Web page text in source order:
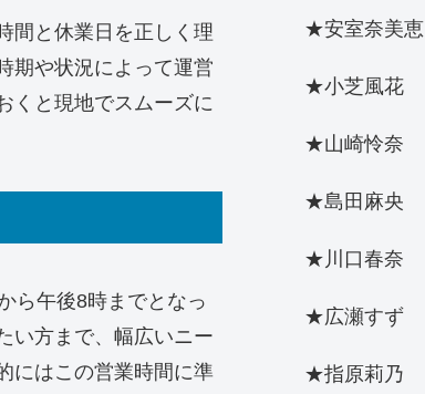
間と休業日を正しく理
期や状況によって運営
くと現地でスムーズに
ら午後8時までとなっ
い方まで、幅広いニー
にはこの営業時間に準
★安室奈美恵
★小芝風花
★山崎怜奈
★島田麻央
★川口春奈
★広瀬すず
★指原莉乃